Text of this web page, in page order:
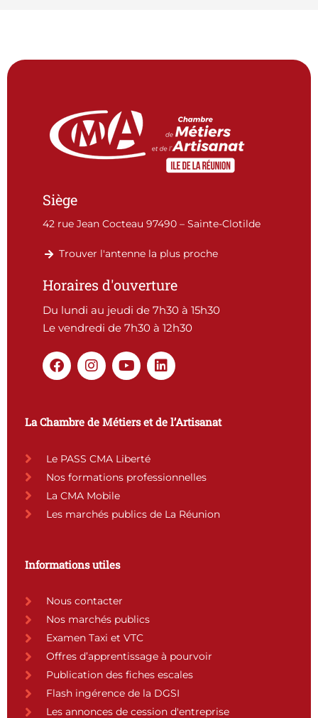
Siège
42 rue Jean Cocteau 97490 – Sainte-Clotilde
Trouver l'antenne la plus proche
Horaires d'ouverture
Du lundi au jeudi de 7h30 à 15h30
Le vendredi de 7h30 à 12h30
F
a
o
k
I
n
a
g
a
m
Y
o
b
L
i
e
d
La Chambre de Métiers et de l’Artisanat
Le PASS CMA Liberté
Nos formations professionnelles
La CMA Mobile
Les marchés publics de La Réunion
Informations utiles
Nous contacter
Nos marchés publics
Examen Taxi et VTC
Offres d’apprentissage à pourvoir
Publication des fiches escales
Flash ingérence de la DGSI
Les annonces de cession d'entreprise